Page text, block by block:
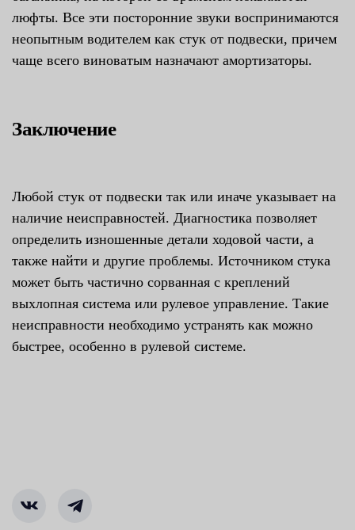
люфты. Все эти посторонние звуки воспринимаются
неопытным водителем как стук от подвески, причем
чаще всего виноватым назначают амортизаторы.
Заключение
Любой стук от подвески так или иначе указывает на
наличие неисправностей. Диагностика позволяет
определить изношенные детали ходовой части, а
также найти и другие проблемы. Источником стука
может быть частично сорванная с креплений
выхлопная система или рулевое управление. Такие
неисправности необходимо устранять как можно
быстрее, особенно в рулевой системе.